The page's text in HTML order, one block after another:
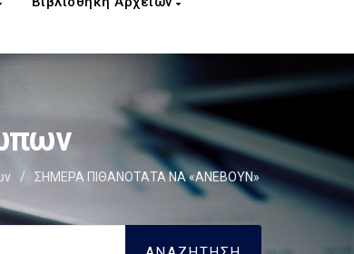
/
ΣΗΜΕΡΑ ΠΙΘΑΝΟΤΑΤΑ ΝΑ «ΑΝΕΒΟΥΝ»